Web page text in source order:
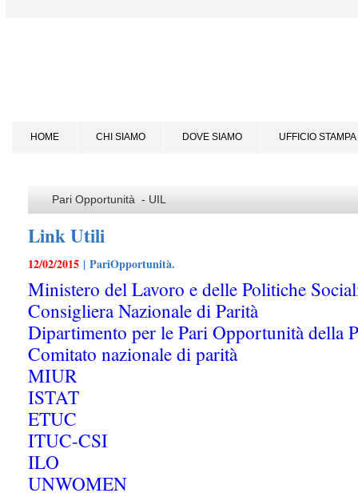
HOME CHI SIAMO DOVE SIAMO UFFICIO STAMPA
Pari Opportunità - UIL
Link Utili
12/02/2015 | PariOpportunità.
Ministero del Lavoro e delle Politiche
Consigliera Nazionale di Parità
Dipartimento per le Pari Opportunità della
Comitato nazionale di parità
MIUR
ISTAT
ETUC
ITUC-CSI
ILO
UNWOMEN